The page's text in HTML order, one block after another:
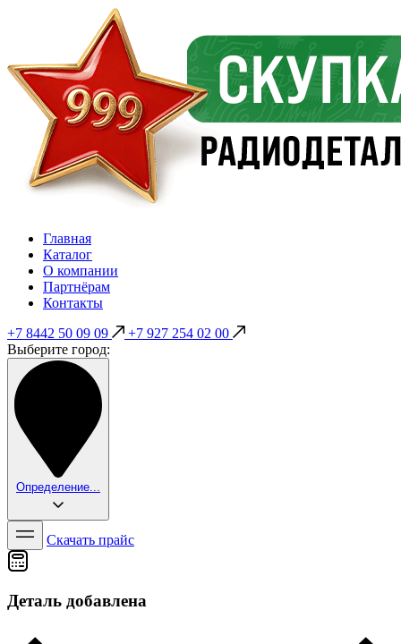
Главная
Каталог
О компании
Партнёрам
Контакты
+7 8442 50 09 09
+7 927 254 02 00
Выберите город:
Определение...
Скачать прайс
Деталь добавлена